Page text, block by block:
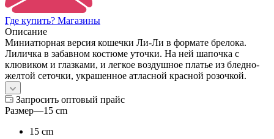
Где купить? Магазины
Описание
Миниатюрная версия кошечки Ли-Ли в формате брелока.
Лиличка в забавном костюме уточки. На ней шапочка с
клювиком и глазками, и легкое воздушное платье из бледно-
желтой сеточки, украшенное атласной красной розочкой.
Запросить оптовый прайс
Размер—15 cm
15 cm